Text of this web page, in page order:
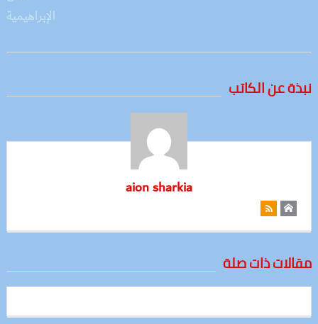
نبذة عن الكاتب
aion sharkia
مقالات ذات صلة